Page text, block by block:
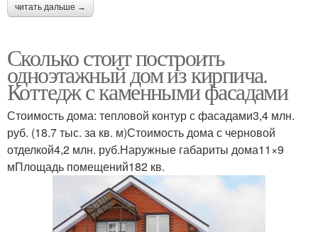
читать дальше →
Сколько стоит построить
одноэтажный дом из кирпича.
Коттедж с каменными фасадами
Стоимость дома: тепловой контур с фасадами3,4 млн.
руб. (18.7 тыс. за кв. м)Стоимость дома с черновой
отделкой4,2 млн. руб.Наружные габариты дома11×9
мПлощадь помещений182 кв.